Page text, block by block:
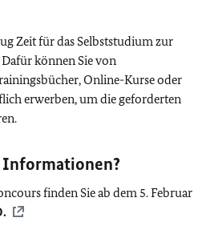
Zeit für das Selbststudium zur
können Sie von
Online-Kurse oder
erwerben, um die geforderten
finden Sie ab dem 5. Februar
.